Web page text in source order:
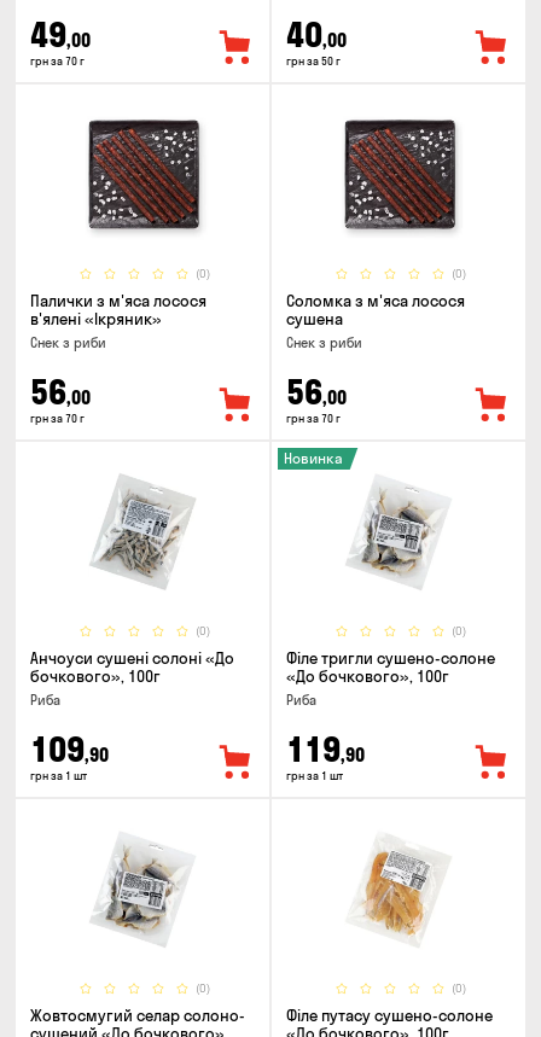
49,00
грн за 70 г
40,00
грн за 50 г
(0)
Палички з м'яса лосося
в'ялені «Ікряник»
Снек з риби
56,00
грн за 70 г
(0)
Соломка з м'яса лосося
сушена
Снек з риби
56,00
грн за 70 г
(0)
Анчоуси сушені солоні «До
бочкового», 100г
Риба
109,90
грн за 1 шт
(0)
Новинка
Філе тригли сушено-солоне
«До бочкового», 100г
Риба
119,90
грн за 1 шт
(0)
Жовтосмугий селар солоно-
(0)
Філе путасу сушено-солоне